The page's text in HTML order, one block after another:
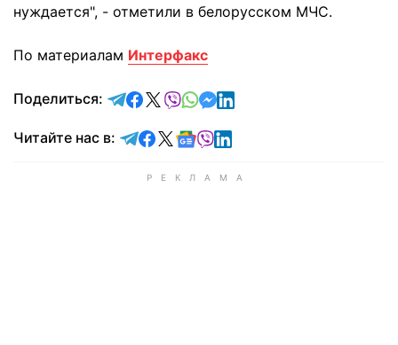
нуждается", - отметили в белорусском МЧС.
По материалам Интерфакс
Поделиться: отправить в Telegram
поделиться в Facebook
поделиться в X
отправить в Viber
отправить в Whatsapp
отправить в Messenger
отправить в LinkedIn
Читайте нас в: Читайте в Telegram
Читайте в Facebook
Читайте в X
Читайте в Google news
Читайте в Viber
Читайте в LinkedIn